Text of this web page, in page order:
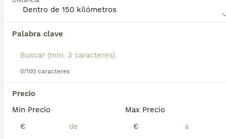
Palabra clave
0/100 caracteres
Precio
Min Precio
€
Max Precio
€
menores y como mascota activa en el hogar. Su habilidad
buscan un perro dinámico y cariñoso.
Encontramos 0 Gos Rater Valencià Perros
Si deseas exactamente esta búsqueda guarda tu
búsqueda y espera el resultado perfecto:
Perros Cachorros En Venta
Chihuahua en venta
Bichón Maltés en venta